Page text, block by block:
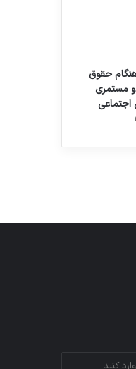
حقوق
مستمری
اجتماعی